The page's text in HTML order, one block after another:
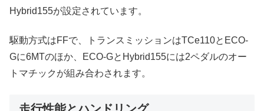
Hybrid155が設定されています。
駆動方式はFFで、トランスミッションはTCe110とECO-
Gに6MTのほか、ECO-GとHybrid155には2ペダルのオー
トマチックが組み合わされます。